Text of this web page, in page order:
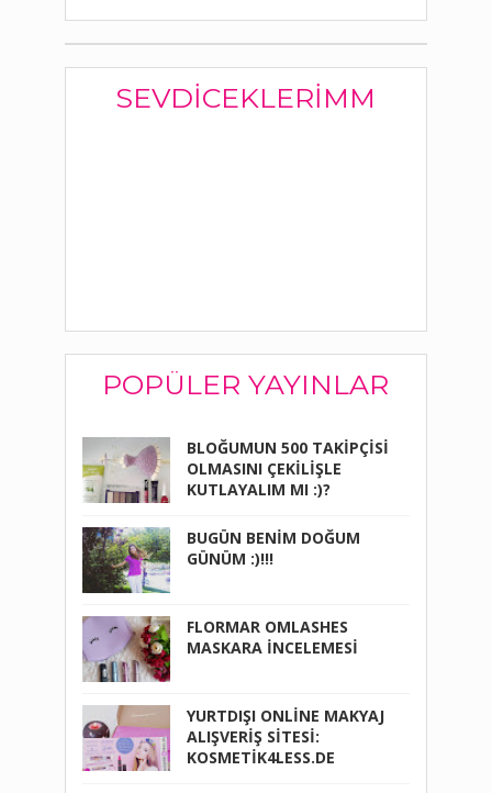
SEVDICEKLERIMM
POPÜLER YAYINLAR
BLOĞUMUN 500 TAKİPÇİSİ
OLMASINI ÇEKİLİŞLE
KUTLAYALIM MI :)?
BUGÜN BENİM DOĞUM
GÜNÜM :)!!!
FLORMAR OMLASHES
MASKARA İNCELEMESİ
YURTDIŞI ONLİNE MAKYAJ
ALIŞVERİŞ SİTESİ:
KOSMETİK4LESS.DE